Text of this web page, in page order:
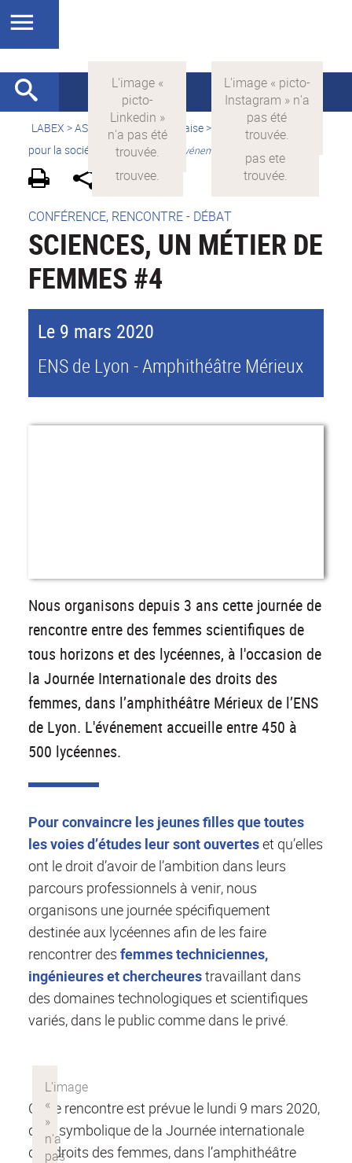
LABEX >ASLAN > Version française>
La science avec et
pour la société
Valorisation Evénements grand public
CONFÉRENCE, RENCONTRE - DÉBAT
SCIENCES, UN MÉTIER DE
FEMMES #4
Le 9 mars 2020
ENS de Lyon - Amphithéâtre Mérieux
Nous organisons depuis 3 ans cette journée de
rencontre entre des femmes scientifiques de
tous horizons et des lycéennes, à l'occasion de
la Journée Internationale des droits des
femmes, dans l’amphithéâtre Mérieux de l’ENS
de Lyon. L'événement accueille entre 450 à
500 lycéennes.
Pour convaincre les jeunes filles que toutes
les voies d’études leur sont ouverteset qu’elles
ont le droit d’avoir de l’ambition dans leurs
parcours professionnels à venir, nous
organisons une journée spécifiquement
destinée aux lycéennes afin de les faire
rencontrer des femmes techniciennes,
ingénieures et chercheurestravaillant dans
des domaines technologiques et scientifiques
variés, dans le public comme dans le privé.
Cette rencontre est prévue le lundi 9 mars 2020,
date symbolique de la Journée internationale
des droits des femmes, dans l’amphithéâtre